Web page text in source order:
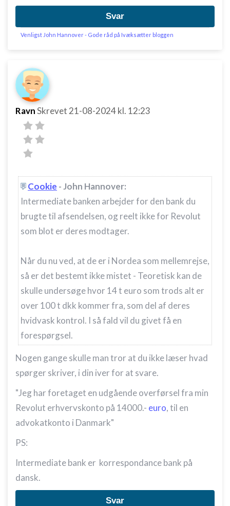
Svar
Venligst John Hannover - Gode råd på Ivæksætter bloggen
RavnSkrevet 21-08-2024kl. 12:23
Cookie - John Hannover:
Intermediate banken arbejder for den bank du
brugte til afsendelsen, og reelt ikke for Revolut
som blot er deres modtager.
Når du nu ved, at de er i Nordea som mellemrejse,
så er det bestemt ikke mistet - Teoretisk kan de
skulle undersøge hvor 14 t euro som trods alt er
over 100 t dkk kommer fra, som del af deres
hvidvask kontrol. I så fald vil du givet få en
forespørgsel.
Nogen gange skulle man tror at du ikke læser hvad
spørger skriver, i din iver for at svare.
"Jeg har foretaget en udgående overførsel fra min
Revolut erhvervskonto på 14000.- euro, til en
advokatkonto i Danmark"
PS:
Intermediate bank er korrespondance bank på
dansk.
Svar